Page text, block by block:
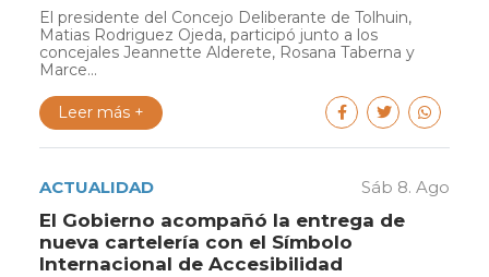
El presidente del Concejo Deliberante de Tolhuin,
Matias Rodriguez Ojeda, participó junto a los
concejales Jeannette Alderete, Rosana Taberna y
Marce...
Leer más +
ACTUALIDAD Sáb 8. Ago
El Gobierno acompañó la entrega de
nueva cartelería con el Símbolo
Internacional de Accesibilidad